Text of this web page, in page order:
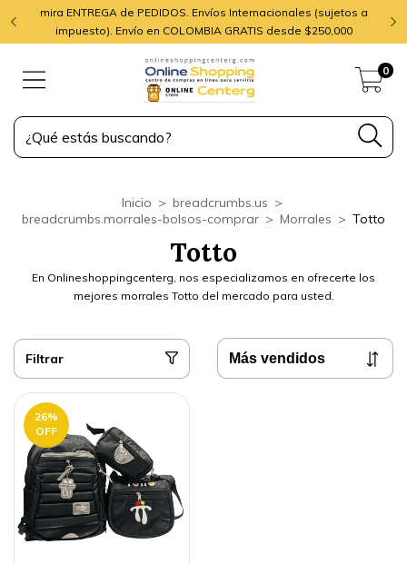
mira ENTREGA de PEDIDOS. Envíos Internacionales (sujetos a
impuesto). Envío en COLOMBIA GRATIS desde $250,000
0
Inicio > breadcrumbs.us >
breadcrumbs.morrales-bolsos-comprar > Morrales > Totto
Totto
En Onlineshoppingcenterg, nos especializamos en ofrecerte los
mejores morrales Totto del mercado para usted.
Filtrar
26%
OFF